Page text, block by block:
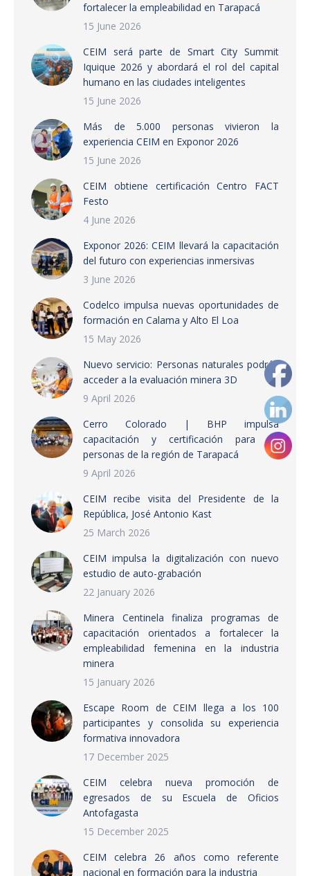
fortalecer la empleabilidad en Tarapacá
15 June 2026
CEIM será parte de Smart City Summit
Iquique 2026 y abordará el rol del capital
humano en las ciudades inteligentes
15 June 2026
Más de 5.000 personas vivieron la
experiencia CEIM en Exponor 2026
15 June 2026
CEIM obtiene certificación Centro FACT
Festo
4 June 2026
Exponor 2026: CEIM llevará la capacitación
del futuro con experiencias inmersivas
3 June 2026
Codelco impulsa nuevas oportunidades de
formación en Calama y Alto El Loa
15 May 2026
Nuevo servicio: Personas naturales podrán
acceder a la evaluación minera 3D
9 April 2026
Cerro Colorado | BHP impulsa
capacitación y certificación para 42
personas de la región de Tarapacá
9 April 2026
CEIM recibe visita del Presidente de la
República, José Antonio Kast
25 March 2026
CEIM impulsa la digitalización con nuevo
estudio de auto-grabación
22 January 2026
Minera Centinela finaliza programas de
capacitación orientados a fortalecer la
empleabilidad femenina en la industria
minera
15 January 2026
Escape Room de CEIM llega a los 100
participantes y consolida su experiencia
formativa innovadora
17 December 2025
CEIM celebra nueva promoción de
egresados de su Escuela de Oficios
Antofagasta
15 December 2025
CEIM celebra 26 años como referente
nacional en formación para la industria